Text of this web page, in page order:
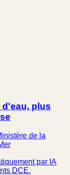
plus
de la
par IA
DCE.